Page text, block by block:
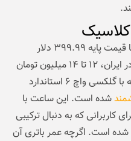
سامسونگ گلکسی واچ ۶ کلاسیک با قیمت پایه ۳۹۹.۹۹ دلار
(۴۲۹.۹۹ دلار برای مدل بزرگ‌تر) و در ایران، ۱۲ تا ۱۴ میلیون تومان
به‌عنوان گزینه‌ای لوکس‌تر در مقایسه با گلکسی واچ ۶ استاندارد
شده است. این ساعت با
کاربرانی که به دنبال ترکیبی
شده است. اگرچه عمر باتری آن